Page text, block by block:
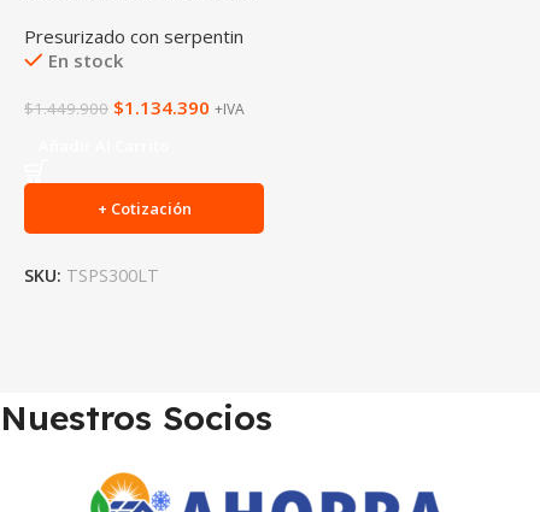
Presurizado con serpentin
En stock
$1.449.900 $1.134.390 +IVA
+ Cotización
SKU: TSPS300LT
Nuestros Socios